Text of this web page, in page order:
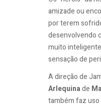
amizade ou
por terem
desenvolvendo
muito
sensação de
A direção de
Arlequinade
também faz uso